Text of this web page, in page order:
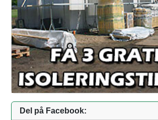
Del på Facebook: